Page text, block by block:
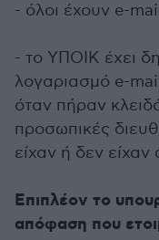
- όλοι έχουν e-
- το ΥΠΟΙΚ έχει
λογαριασμό e-
όταν πήραν
προσωπικές
είχαν ή δεν είχαν
Επιπλέον το
απόφαση που